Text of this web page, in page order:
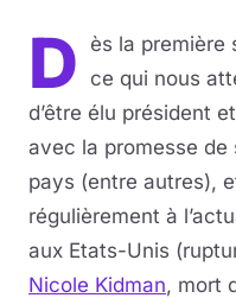
D
ès la première
ce qui nous
d’être élu président
avec la promesse de
pays (entre autres),
régulièrement à
aux Etats-Unis
Nicole Kidman, mort